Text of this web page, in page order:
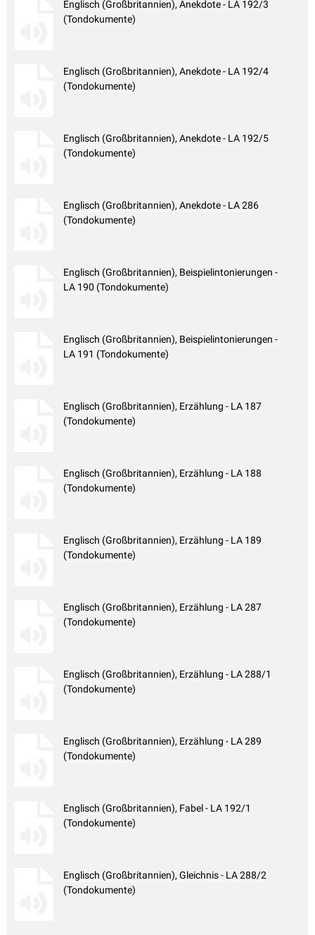
Englisch (Großbritannien), Anekdote - LA 192/3
(Tondokumente)
Englisch (Großbritannien), Anekdote - LA 192/4
(Tondokumente)
Englisch (Großbritannien), Anekdote - LA 192/5
(Tondokumente)
Englisch (Großbritannien), Anekdote - LA 286
(Tondokumente)
Englisch (Großbritannien), Beispielintonierungen -
LA 190 (Tondokumente)
Englisch (Großbritannien), Beispielintonierungen -
LA 191 (Tondokumente)
Englisch (Großbritannien), Erzählung - LA 187
(Tondokumente)
Englisch (Großbritannien), Erzählung - LA 188
(Tondokumente)
Englisch (Großbritannien), Erzählung - LA 189
(Tondokumente)
Englisch (Großbritannien), Erzählung - LA 287
(Tondokumente)
Englisch (Großbritannien), Erzählung - LA 288/1
(Tondokumente)
Englisch (Großbritannien), Erzählung - LA 289
(Tondokumente)
Englisch (Großbritannien), Fabel - LA 192/1
(Tondokumente)
Englisch (Großbritannien), Gleichnis - LA 288/2
(Tondokumente)